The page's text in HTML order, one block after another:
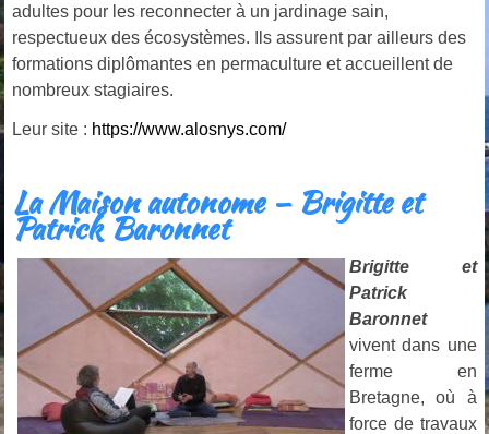
adultes pour les reconnecter à un jardinage sain,
respectueux des écosystèmes. Ils assurent par ailleurs des
formations diplômantes en permaculture et accueillent de
nombreux stagiaires.
Leur site : https://www.alosnys.com/
La Maison autonome – Brigitte et
Patrick Baronnet
Brigitte et
Patrick
Baronnet
vivent dans une
ferme en
Bretagne, où à
force de travaux